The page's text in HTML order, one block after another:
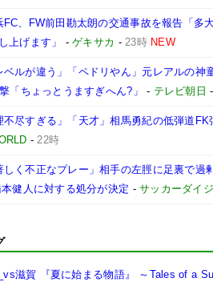
FC、FW前田勘太朗の交通事故を報告「多
上げます」
-ゲキサカ -23時 NEW
ベルが違う」「ペドリやん」元レアルの
「ちょっとうますぎへん?」
- テレビ朝日
不尽すぎる」「天才」相馬勇紀の低弾道
-22時
しく不正なプレー」相手の左脛に足裏で
健人に対する処分が決定 -サッカーダイ
滋賀 『夏に始まる物語』 ～Tales of a